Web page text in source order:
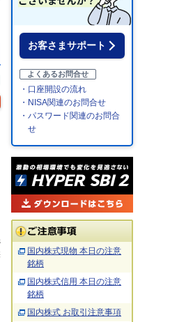
お客さまサポート
よくあるお問合せ
・口座開設の流れ
・NISA関連のお問合せ
・パスワード関連のお問合
せ
国内株式現物 本日の注意
銘柄
国内株式信用 本日の注意
銘柄
国内株式 お取引注意事項